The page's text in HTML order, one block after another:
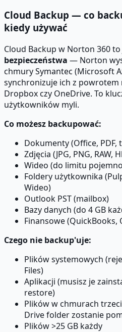
Cloud Backup — co
kiedy używać
Cloud Backup w Norton 360 to
bezpieczeństwa — Norton
chmury Symantec (Microsoft
synchronizuje ich z powrotem
Dropbox czy OneDrive. To
użytkowników myli.
Co możesz backupować:
Dokumenty (Office, PDF,
Zdjęcia (JPG, PNG, RAW,
Wideo (do limitu
Foldery użytkownika
Wideo)
Outlook PST (mailbox)
Bazy danych (do 4 GB
Finansowe (QuickBooks,
Czego nie backup'uje:
Plików systemowych
Files)
Aplikacji (musisz je
restore)
Plików w chmurach
Drive folder zostanie
Plików >25 GB każdy